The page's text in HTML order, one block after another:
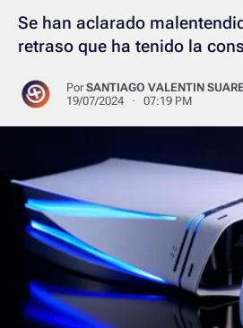
Se han aclarado
retraso que ha tenido la
PorSANTIAGO VALENTIN
19/07/2024 · 07:19 PM